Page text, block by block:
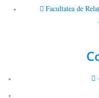
Facultatea de